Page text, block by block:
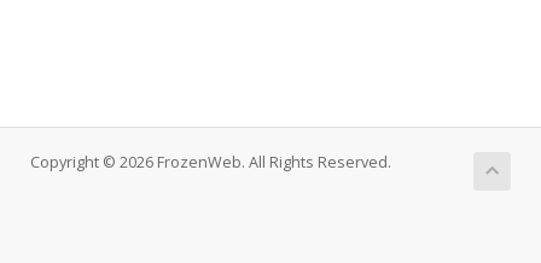
Copyright © 2026 FrozenWeb. All Rights Reserved.